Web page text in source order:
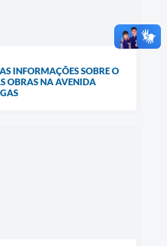
INFORMAÇÕES SOBRE O
OBRAS NA AVENIDA